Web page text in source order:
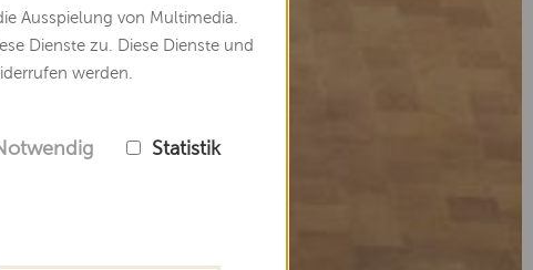
Ausspielung von Multimedia.
Dienste zu. Diese Dienste und
werden.
Statistik